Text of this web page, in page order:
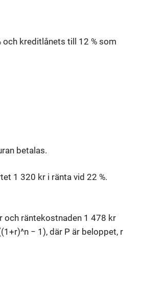
kreditlånets till 12 % som
betalas.
1 320 kr i ränta vid 22 %.
och räntekostnaden 1 478 kr
− 1), där P är beloppet, r